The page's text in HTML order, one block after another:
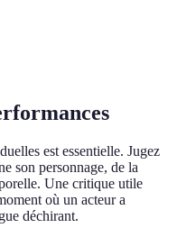
est essentielle. Jugez
son personnage, de la
Une critique utile
où un acteur a
déchirant.